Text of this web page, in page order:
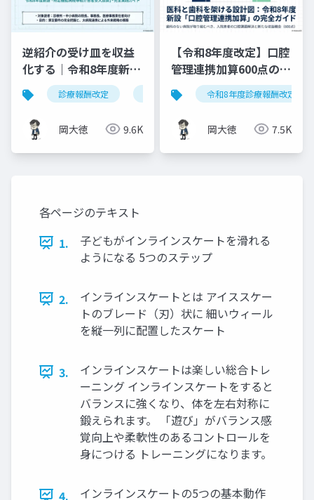
逆紹介の受け皿を収益
化する｜令和8年度新設
「特定機能病院等紹介
患者受入加算」完全実
践ガイド
診療報酬改定 特定機能病院等紹介患者受入加算
岡大徳 9.6K
【令和8年度改定】口腔
管理連携加算600点の算
定要件・施設基準まと
め
令和8年度診療報酬改定
岡大徳 7.5K
各ページのテキスト
1.
子どもがインラインスケートを滑れる
ようになる 5つのステップ
2.
インラインスケートとは アイススケー
トのブレード（刃）状に 細いウィール
を縦一列に配置したスケート
3.
インラインスケートは楽しい総合トレ
ーニング インラインスケートをすると
バランスに強くなり、体を左右対称に
鍛えられます。 「遊び」がバランス感
覚向上や柔軟性のあるコントロールを
身につける トレーニングになります。
4.
インラインスケートの5つの基本動作